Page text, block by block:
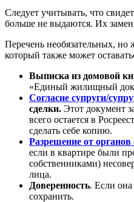
Следует учитывать, что
больше не выдаются. Их
Перечень необязательных, но
который также может
Выписка из домовой
«Единый жилищный
Согласие супруги/
сделки. Этот документ
всего остается в
сделать себе копию.
Разрешение от органов
если в квартире были
собственниками)
лица.
Доверенность. Если
сохранить.